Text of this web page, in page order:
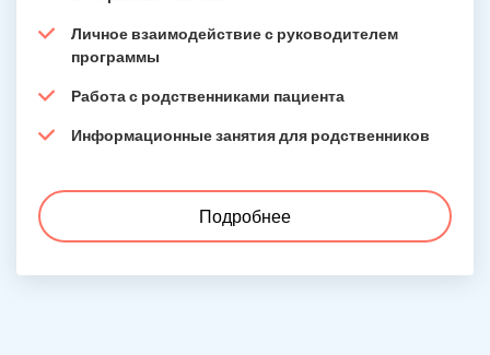
Личное взаимодействие с руководителем
программы
Работа с родственниками пациента
Информационные занятия для родственников
Подробнее